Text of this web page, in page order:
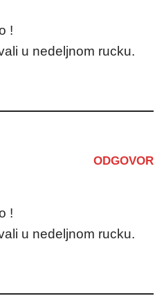
!
u nedeljnom rucku.
ODGOVOR
!
u nedeljnom rucku.